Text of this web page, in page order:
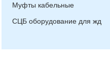
Муфты кабельные
СЦБ оборудование для жд